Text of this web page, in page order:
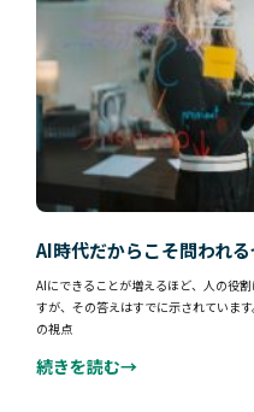
AI時代だからこそ問われ
AIにできることが増えるほど、人の役
すが、その答えはすでに示されていま
の視点
続きを読む→